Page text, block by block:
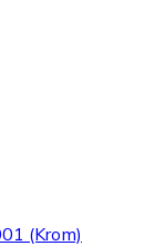
(Krom)